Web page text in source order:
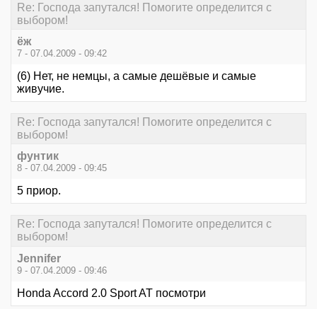
Re: Господа запутался! Помогите определится с
выбором!
ёж
7 - 07.04.2009 - 09:42
(6) Нет, не немцы, а самые дешёвые и самые
живучие.
Re: Господа запутался! Помогите определится с
выбором!
фунтик
8 - 07.04.2009 - 09:45
5 приор.
Re: Господа запутался! Помогите определится с
выбором!
Jennifer
9 - 07.04.2009 - 09:46
Honda Accord 2.0 Sport AT посмотри